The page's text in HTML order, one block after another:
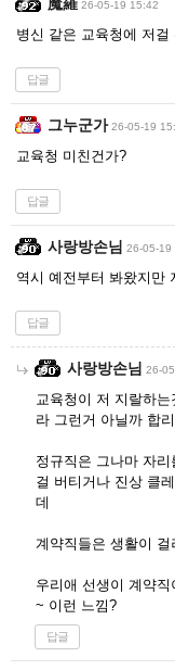
26-05-19 15:42
병신 같은 교육청에 저
답글
그누군가 26-05-19
교육청 미친건가?
답글
사랑방손님 26-05-19
역시 예전부터 봐왔지만
답글
사랑방손님 26-
교육청이 저 지랄하
라 그런거 아닐까 합
정규직은 그나마 자
걸 버티거나 진상 클
데
계약직들은 생활이
우리애 선생이 계약
~ 이런 느낌?
답글